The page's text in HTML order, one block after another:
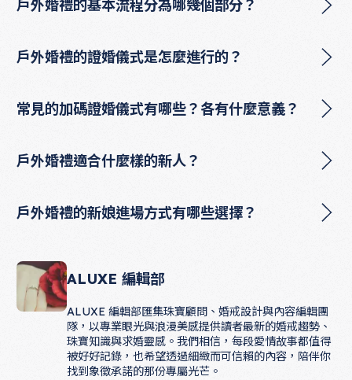
戶外婚禮的基本流程分為哪幾個部分？
戶外婚禮的證婚儀式是怎麼進行的？
常見的加碼證婚儀式有哪些？各有什麼意義？
戶外婚禮適合什麼樣的新人？
戶外婚禮的新娘進場方式有哪些選擇？
ALUXE 編輯部
ALUXE 編輯部匯集珠寶顧問、婚戒設計與內容編輯團
隊，以專業眼光與浪漫美感提供讀者最新的婚戒趨勢、
珠寶知識與求婚靈感。我們相信，每段愛情故事都值得
被好好記錄，也希望透過細緻而可信賴的內容，陪伴你
找到象徵承諾的那份專屬光芒。